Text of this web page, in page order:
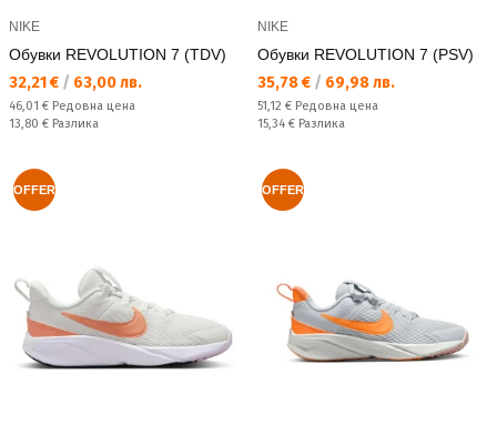
NIKE
Обувки REVOLUTION 7 (TDV)
Текуща цена:
32,21 € / 63,00 лв.
Редовна цена:
46,01 € Редовна цена
Спестявате:
13,80 € Разлика
NIKE
Обувки REVOLUTION 7 (PSV)
Текуща цена:
35,78 € / 69,98 лв.
Редовна цена:
51,12 € Редовна цена
Спестявате:
15,34 € Разлика
OFFER OFFER